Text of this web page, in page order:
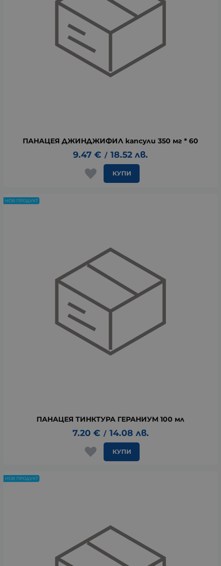
ПАНАЦЕЯ ДЖИНДЖИФИЛ капсули 350 мг * 60
9.47 € / 18.52 лв.
КУПИ
ПАНАЦЕЯ ТИНКТУРА ГЕРАНИУМ 100 мл
7.20 € / 14.08 лв.
КУПИ
НОВ ПРОДУКТ
НОВ ПРОДУКТ